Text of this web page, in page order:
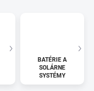
BATÉRIE A
SOLÁRNE
SYSTÉMY